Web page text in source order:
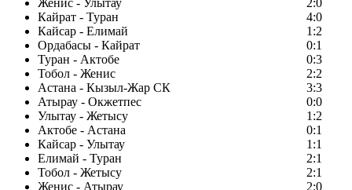
Женис - Улытау
2:0
Кайрат - Туран
4:0
Кайсар - Елимай
1:2
Ордабасы - Кайрат
0:1
Туран - Актобе
0:3
Тобол - Женис
2:2
Астана - Кызыл-Жар СК
3:3
Атырау - Окжетпес
0:0
Улытау - Жетысу
1:2
Актобе - Астана
0:1
Кайсар - Улытау
1:1
Елимай - Туран
2:1
Тобол - Жетысу
2:1
Женис - Атырау
2:0